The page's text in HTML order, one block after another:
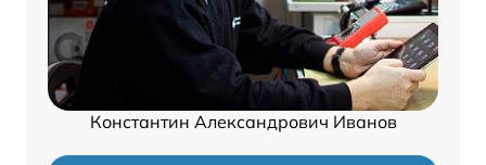
Константин Александрович Иванов